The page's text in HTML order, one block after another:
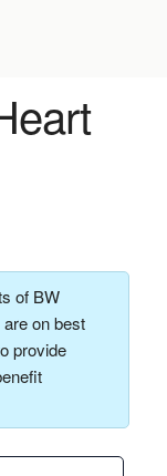
of BW
on best
provide